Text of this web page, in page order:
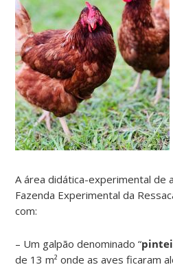
A área didática-experimental de
Fazenda Experimental da
com:
– Um galpão denominado “
de 13 m² onde as aves ficaram